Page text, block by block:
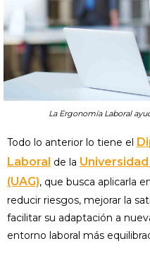
La Ergonomía Laboral
Todo lo anterior lo tiene el
Laboral de la
(UAG), que busca aplicarla
reducir riesgos, mejorar la
facilitar su adaptación a
entorno laboral más